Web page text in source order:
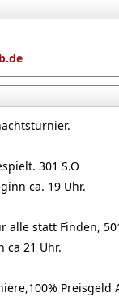
301 S.O
ca. 19 Uhr.
alle statt Finden,
ca 21 Uhr.